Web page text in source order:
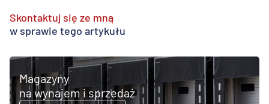
Skontaktuj się ze mną
w sprawie tego artykułu
Magazyny
na wynajem i sprzedaż